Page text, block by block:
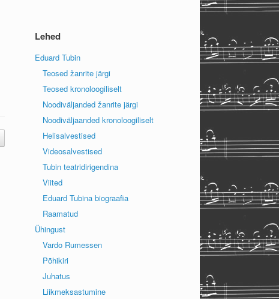
Lehed
Eduard Tubin
Teosed žanrite järgi
Teosed kronoloogiliselt
Noodiväljanded žanrite järgi
Noodiväljaanded kronoloogiliselt
Helisalvestised
Videosalvestised
Tubin teatridirigendina
Viited
Eduard Tubina biograafia
Raamatud
Ühingust
Vardo Rumessen
Põhikiri
Juhatus
Liikmeksastumine